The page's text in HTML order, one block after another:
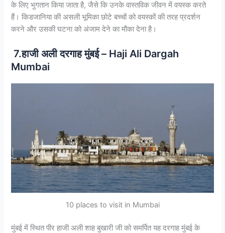
के लिए भुगतान किया जाता है, जैसे कि उनके वास्तविक जीवन में वयस्क करते
हैं। किडजानिया की असली भूमिका छोटे बच्चों को वयस्कों की तरह प्रदर्शन
करने और उसकी घटना को अंजाम देने का मौका देना है।
7.हाजी अली दरगाह मुंबई – Haji Ali Dargah
Mumbai
10 places to visit in Mumbai
मुंबई में स्थित पीर हाजी अली शाह बुखारी जी को समर्पित यह दरगाह मुंबई के